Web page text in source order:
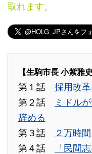
取れます。
【生駒市長 小紫雅
第１話 採用改
第２話
ミドル
辞める
第３話
２万時
第４話
「民間